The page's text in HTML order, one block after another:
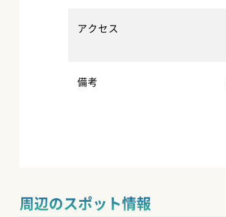
アクセス
備考
周辺のスポット情報